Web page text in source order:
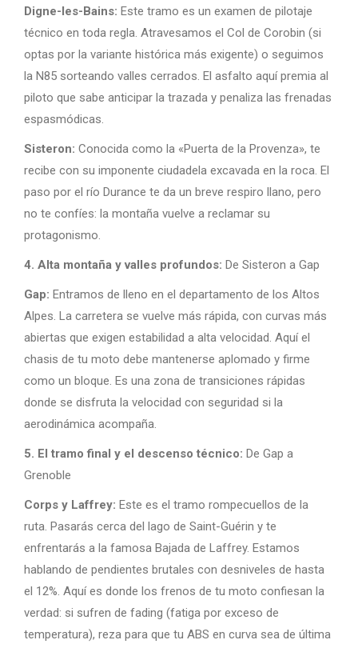
Digne-les-Bains: Este tramo es un examen de pilotaje
técnico en toda regla. Atravesamos el Col de Corobin (si
optas por la variante histórica más exigente) o seguimos
la N85 sorteando valles cerrados. El asfalto aquí premia al
piloto que sabe anticipar la trazada y penaliza las frenadas
espasmódicas.
Sisteron: Conocida como la «Puerta de la Provenza», te
recibe con su imponente ciudadela excavada en la roca. El
paso por el río Durance te da un breve respiro llano, pero
no te confíes: la montaña vuelve a reclamar su
protagonismo.
4. Alta montaña y valles profundos: De Sisteron a Gap
Gap: Entramos de lleno en el departamento de los Altos
Alpes. La carretera se vuelve más rápida, con curvas más
abiertas que exigen estabilidad a alta velocidad. Aquí el
chasis de tu moto debe mantenerse aplomado y firme
como un bloque. Es una zona de transiciones rápidas
donde se disfruta la velocidad con seguridad si la
aerodinámica acompaña.
5. El tramo final y el descenso técnico: De Gap a
Grenoble
Corps y Laffrey: Este es el tramo rompecuellos de la
ruta. Pasarás cerca del lago de Saint-Guérin y te
enfrentarás a la famosa Bajada de Laffrey. Estamos
hablando de pendientes brutales con desniveles de hasta
el 12%. Aquí es donde los frenos de tu moto confiesan la
verdad: si sufren de fading (fatiga por exceso de
temperatura), reza para que tu ABS en curva sea de última